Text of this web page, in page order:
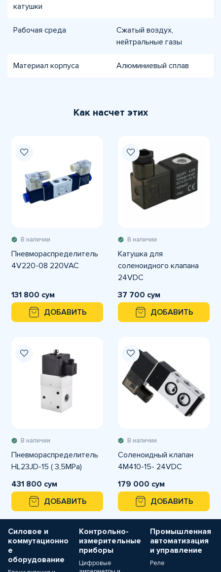
катушки
Рабочая среда
Сжатый воздух,
нейтральные газы
Материал корпуса Алюминиевый сплав
Как насчет этих
В наличии
Пневмораспределитель
4V220-08 220VAC
131 800 сум
ДОБАВИТЬ
В наличии
Катушка для
соленоидного клапана
24VDC
37 700 сум
ДОБАВИТЬ
В наличии
Пневмораспределитель
HL23JD-15 ( 3,5MPa)
431 800 сум
ДОБАВИТЬ
В наличии
Соленоидный клапан
4M410-15- 24VDC
179 000 сум
ДОБАВИТЬ
Силовое и
коммутационно
е
оборудование
Контрольно-
измерительные
приборы
Цифровые
Промышленная
автоматизация
и управление
Реле